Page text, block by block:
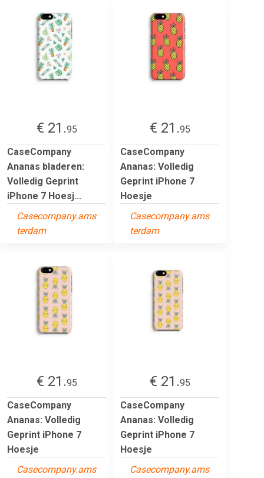
€ 21.95
CaseCompany
Ananas bladeren:
Volledig Geprint
iPhone 7 Hoesj...
Casecompany.ams
terdam
€ 21.95
CaseCompany
Ananas: Volledig
Geprint iPhone 7
Hoesje
Casecompany.ams
terdam
€ 21.95
CaseCompany
Ananas: Volledig
Geprint iPhone 7
Hoesje
Casecompany.ams
€ 21.95
CaseCompany
Ananas: Volledig
Geprint iPhone 7
Hoesje
Casecompany.ams